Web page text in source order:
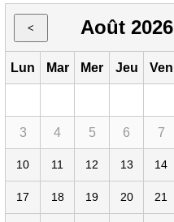
< Août 2026
Lun Mar Mer Jeu Ven
3 4 5 6 7
10 11 12 13 14
17 18 19 20 21